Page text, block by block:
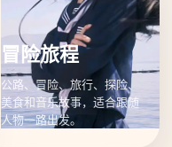
冒险旅程
公路、冒险、旅行、探险、
美食和音乐故事，适合跟随
人物一路出发。